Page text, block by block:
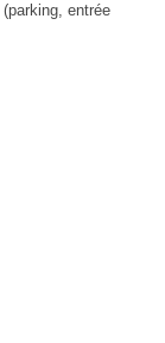
(parking, entrée